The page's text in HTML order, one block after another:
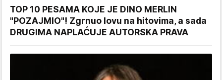
TOP 10 PESAMA KOJE JE DINO MERLIN
"POZAJMIO"! Zgrnuo lovu na hitovima, a sada
DRUGIMA NAPLAĆUJE AUTORSKA PRAVA